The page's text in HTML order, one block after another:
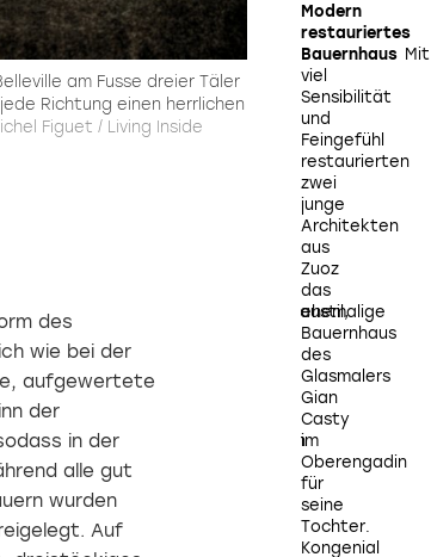
am Fusse dreier Täler
Richtung einen herrlichen
Figuet / Living Inside
des
wie bei der
aufgewertete
der
in der
alle gut
wurden
Auf
Dank
der
Summer
Love
Zwei
Neapolitaner
haben
in der
Ägäis
einen
Kykladen,
Antiquitäten
und
skandinavisches
Design
zu
einem
stimmigen
Ganzen
verschmelzen.
Moderne
Architektur
in den
Bergen
Die
Weiterführung
zeitgemässen Baustil,
Men
Modern
restauriertes
Bauernhaus Mit
viel
Sensibilität
und
Feingefühl
restaurierten
zwei
junge
Architekten
aus
Zuoz
das
ehemalige
Bauernhaus
des
Glasmalers
Gian
Casty
im
Oberengadin
für
seine
Tochter.
Kongenial